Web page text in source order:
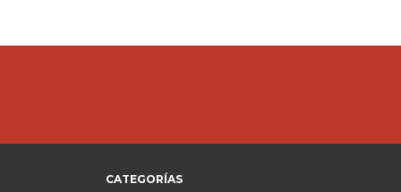
CATEGORÍAS